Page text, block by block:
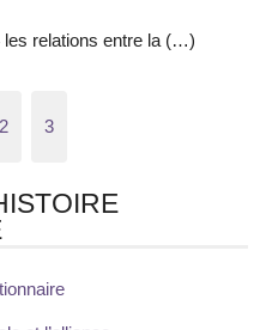
les relations entre la (…)
2 3